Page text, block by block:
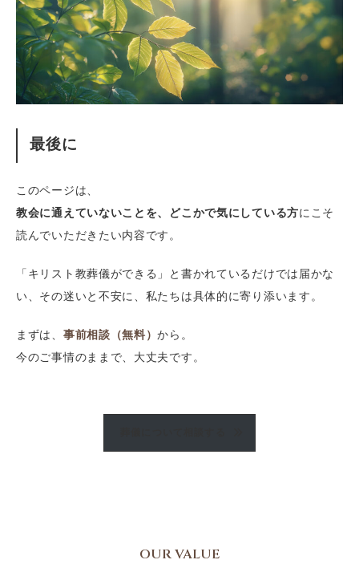
最後に
このページは、
教会に通えていないことを、どこかで気にしている方にこそ
読んでいただきたい内容です。
「キリスト教葬儀ができる」と書かれているだけでは届かな
い、その迷いと不安に、私たちは具体的に寄り添います。
まずは、 事前相談（無料）から。
今のご事情のままで、大丈夫です。
OUR VALUE